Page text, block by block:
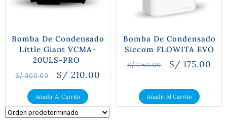
Bomba De Condensado
Little Giant VCMA-
20ULS-PRO
S/300.00 S/ 210.00
Añadir Al Carrito
Bomba De Condensado
Siccom FLOWITA EVO
S/250.00 S/ 175.00
Añadir Al Carrito